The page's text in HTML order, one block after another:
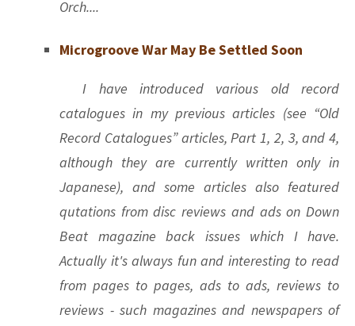
Orch....
Microgroove War May Be Settled Soon
I have introduced various old record
catalogues in my previous articles (see “Old
Record Catalogues” articles, Part 1, 2, 3, and 4,
although they are currently written only in
Japanese), and some articles also featured
qutations from disc reviews and ads on Down
Beat magazine back issues which I have.
Actually it's always fun and interesting to read
from pages to pages, ads to ads, reviews to
reviews - such magazines and newspapers of